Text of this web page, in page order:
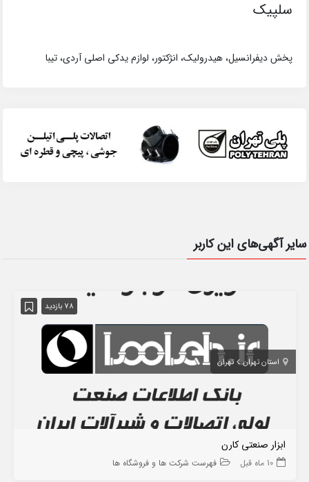
سلپیک
پخش دیفرانسیل، هیدرولیک، انژکتور، لوازم یدکی اصلی آردی، تیبا
سایر آگهی‌های این کاربر
78 بازدید
استان تهران تهران
ابزار صنعتی کارن
10 ماه قبل فهرست شرکت ها و فروشگاه ها